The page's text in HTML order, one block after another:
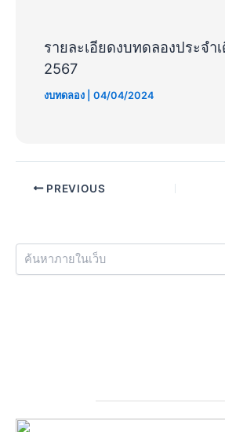
รายละเอียดงบทดลองประจำ
2567
งบทดลอง |04/04/2024
PREVIOUS